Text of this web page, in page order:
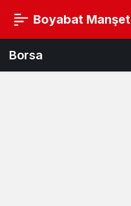
Boyabat Manşet
Borsa